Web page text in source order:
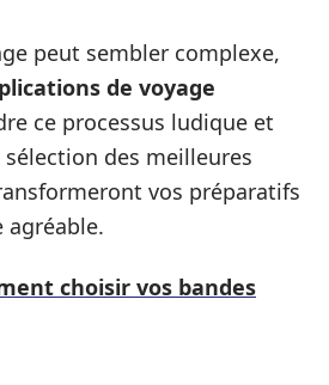
peut sembler complexe,
de voyage
ce processus ludique et
des meilleures
vos préparatifs
agréable.
choisir vos bandes